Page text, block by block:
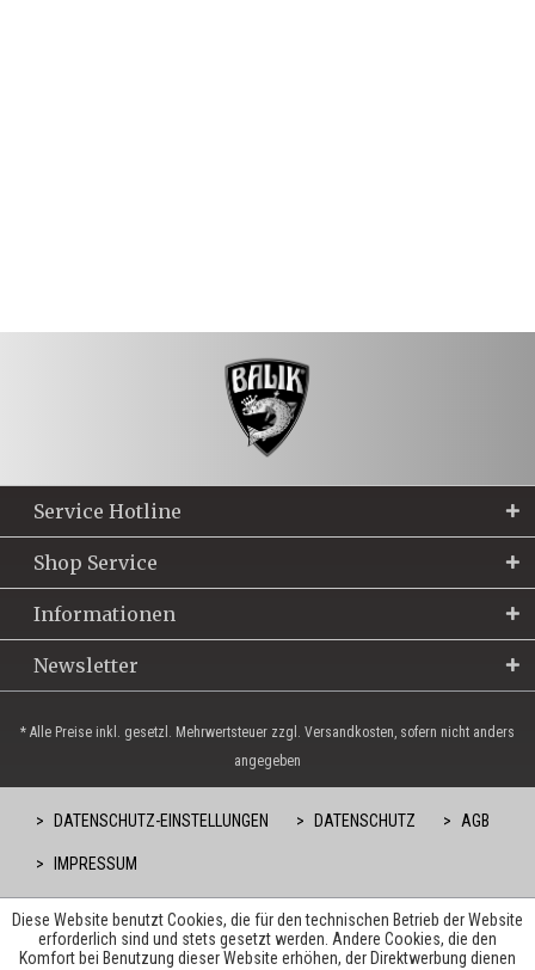
Service Hotline
Shop Service
Informationen
Newsletter
* Alle Preise inkl. gesetzl. Mehrwertsteuer zzgl. Versandkosten, sofern nicht anders
angegeben
DATENSCHUTZ-EINSTELLUNGEN DATENSCHUTZ AGB
IMPRESSUM
Diese Website benutzt Cookies, die für den technischen Betrieb der Website
erforderlich sind und stets gesetzt werden. Andere Cookies, die den
Komfort bei Benutzung dieser Website erhöhen, der Direktwerbung dienen